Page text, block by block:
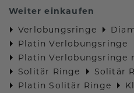
Weiter einkaufen
Verlobungsringe
Platin Verlobungsringe
Platin Verlobungsringe
Solitär Ringe
Solitär
Platin Solitär Ringe